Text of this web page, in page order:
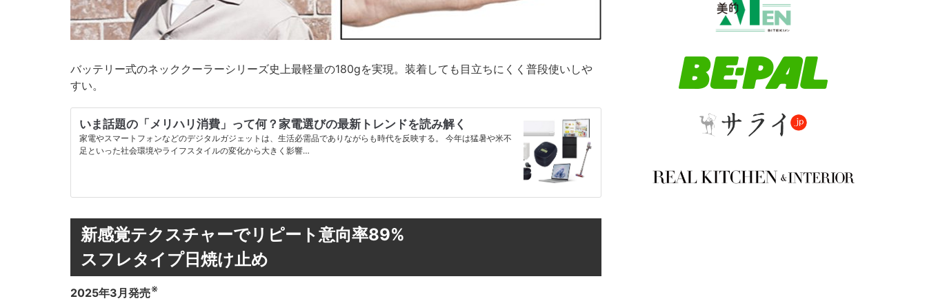
バッテリー式のネッククーラーシリーズ史上最軽量の180gを実現。装着しても目立ちにくく普段使いしや
すい。
いま話題の「メリハリ消費」って何？家電選びの最新トレンドを読み解く
家電やスマートフォンなどのデジタルガジェットは、生活必需品でありながらも時代を反映する。 今年は猛暑や米不
足といった社会環境やライフスタイルの変化から大きく影響…
新感覚テクスチャーでリピート意向率89%
スフレタイプ日焼け止め
2025年3月発売※